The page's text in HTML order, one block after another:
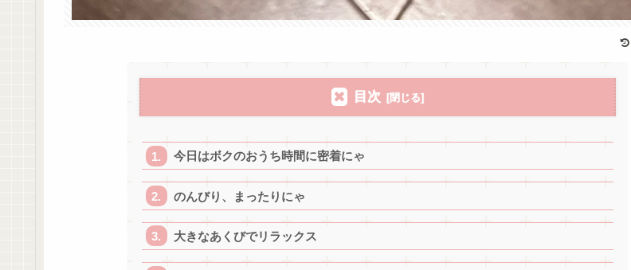
目次
今日はボクのおうち時間に密着にゃ
のんびり、まったりにゃ
大きなあくびでリラックス